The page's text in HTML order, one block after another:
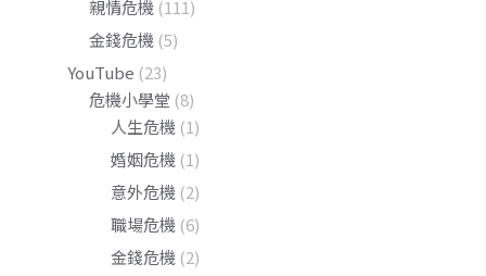
親情危機 (111)
金錢危機 (5)
YouTube (23)
危機小學堂 (8)
人生危機 (1)
婚姻危機 (1)
意外危機 (2)
職場危機 (6)
金錢危機 (2)